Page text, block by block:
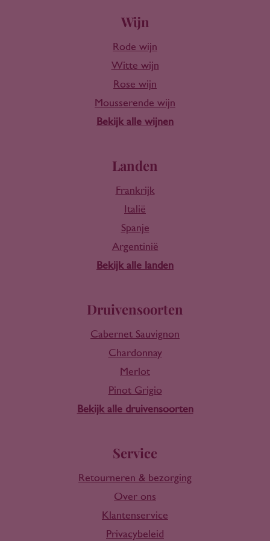
Wijn
Rode wijn
Witte wijn
Rose wijn
Mousserende wijn
Bekijk alle wijnen
Landen
Frankrijk
Italië
Spanje
Argentinië
Bekijk alle landen
Druivensoorten
Cabernet Sauvignon
Chardonnay
Merlot
Pinot Grigio
Bekijk alle druivensoorten
Service
Retourneren & bezorging
Over ons
Klantenservice
Privacybeleid